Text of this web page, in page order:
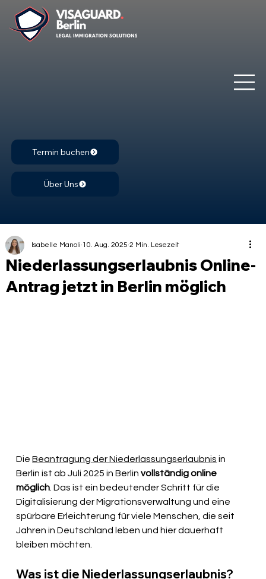
Termin buchen
Über Uns
Niederlassungserlaubnis Online-
Antrag jetzt in Berlin möglich
Isabelle Manoli 10. Aug. 2025 2 Min. Lesezeit
Die Beantragung der Niederlassungserlaubnis in
Berlin ist ab Juli 2025 in Berlin vollständig online
möglich . Das ist ein bedeutender Schritt für die
Digitalisierung der Migrationsverwaltung und eine
spürbare Erleichterung für viele Menschen, die seit
Jahren in Deutschland leben und hier dauerhaft
bleiben möchten.
Was ist die Niederlassungserlaubnis?